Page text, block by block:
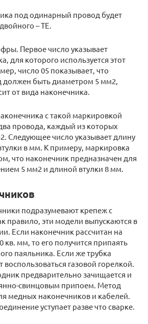
под одинарный провод будет
– ТЕ.
Первое число указывает
для которого используется этот
число 05 показывает, что
быть диаметром 5 мм2,
от вида наконечника.
с такой маркировкой
провода, каждый из которых
Следующее число указывает длину
в мм. К примеру, маркировка
что наконечник предназначен для
5 мм2 и длиной втулки 8 мм.
подразумевают крепеж с
правило, эти модели выпускаются в
Если наконечник рассчитан на
кв. мм, то его получится припаять
паяльника. Если же трубка
воспользоваться газовой горелкой.
предварительно зачищается и
свинцовым припоем. Метод
медных наконечников и кабелей.
уступает разве что сварке.